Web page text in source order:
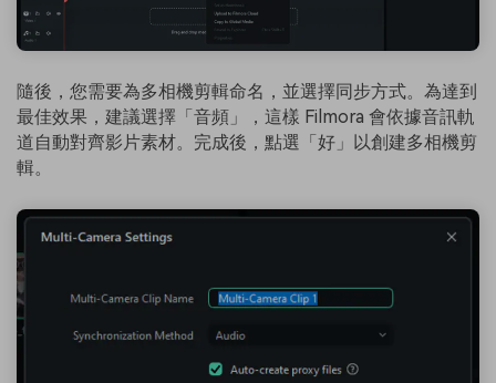
隨後，您需要為多相機剪輯命名，並選擇同步方式。為達到
最佳效果，建議選擇「音頻」，這樣 Filmora 會依據音訊軌
道自動對齊影片素材。完成後，點選「好」以創建多相機剪
輯。